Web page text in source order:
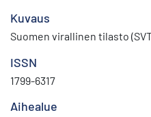
Kuvaus
Suomen virallinen tilasto
ISSN
1799-6317
Aihealue